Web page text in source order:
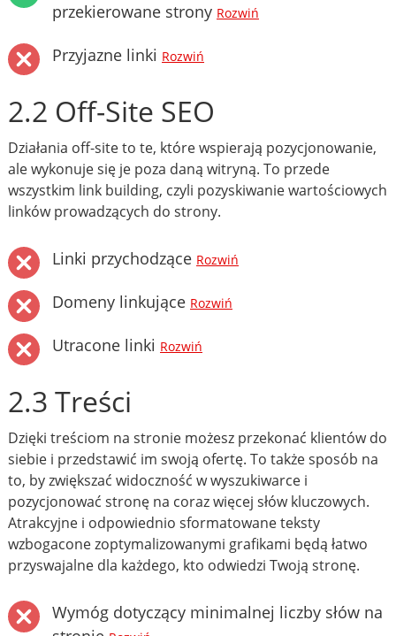
przekierowane strony Rozwiń
Przyjazne linki Rozwiń
2.2 Off-Site SEO
Działania off-site to te, które wspierają pozycjonowanie,
ale wykonuje się je poza daną witryną. To przede
wszystkim link building, czyli pozyskiwanie wartościowych
linków prowadzących do strony.
Linki przychodzące Rozwiń
Domeny linkujące Rozwiń
Utracone linki Rozwiń
2.3 Treści
Dzięki treściom na stronie możesz przekonać klientów do
siebie i przedstawić im swoją ofertę. To także sposób na
to, by zwiększać widoczność w wyszukiwarce i
pozycjonować stronę na coraz więcej słów kluczowych.
Atrakcyjne i odpowiednio sformatowane teksty
wzbogacone zoptymalizowanymi grafikami będą łatwo
przyswajalne dla każdego, kto odwiedzi Twoją stronę.
Wymóg dotyczący minimalnej liczby słów na